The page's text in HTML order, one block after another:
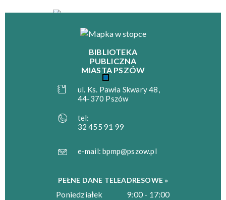
BIBLIOTEKA
PUBLICZNA
MIASTA PSZÓW
ul. Ks. Pawła Skwary 48,
44-370 Pszów
tel:
32 455 91 99
e-mail:bpmp@pszow.pl
PEŁNE DANE TELEADRESOWE »
Poniedziałek
9:00 - 17:00